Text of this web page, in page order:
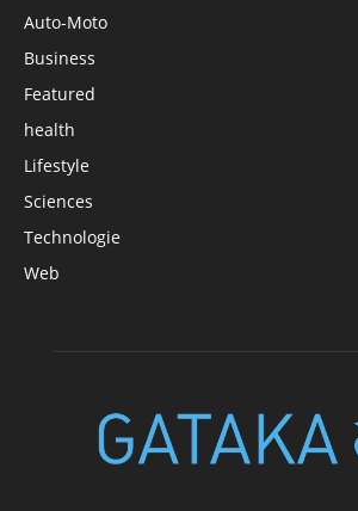
Auto-Moto
Business
Featured
health
Lifestyle
Sciences
Technologie
Web